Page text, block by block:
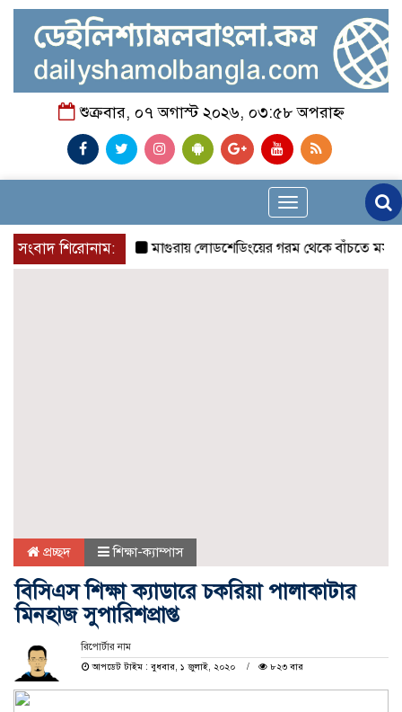
শুক্রবার, ০৭ অগাস্ট ২০২৬, ০৩:৫৮ অপরাহ্ন
Toggle
navigation
সংবাদ শিরোনাম:
মাগুরায় লোডশেডিংয়ের গরম থেকে বাঁচতে মসজিদের
প্রচ্ছদ শিক্ষা-ক্যাম্পাস
বিসিএস শিক্ষা ক্যাডারে চকরিয়া পালাকাটার
মিনহাজ সুপারিশপ্রাপ্ত
রিপোর্টার নাম
আপডেট টাইম : বুধবার, ১ জুলাই, ২০২০
৮২৩ বার